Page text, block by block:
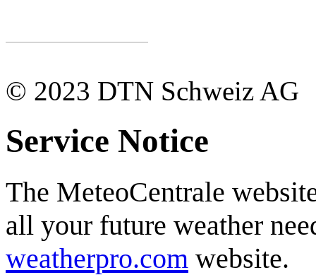
© 2023 DTN Schweiz AG
Service Notice
The MeteoCentrale
all your future weather
weatherpro.com website.